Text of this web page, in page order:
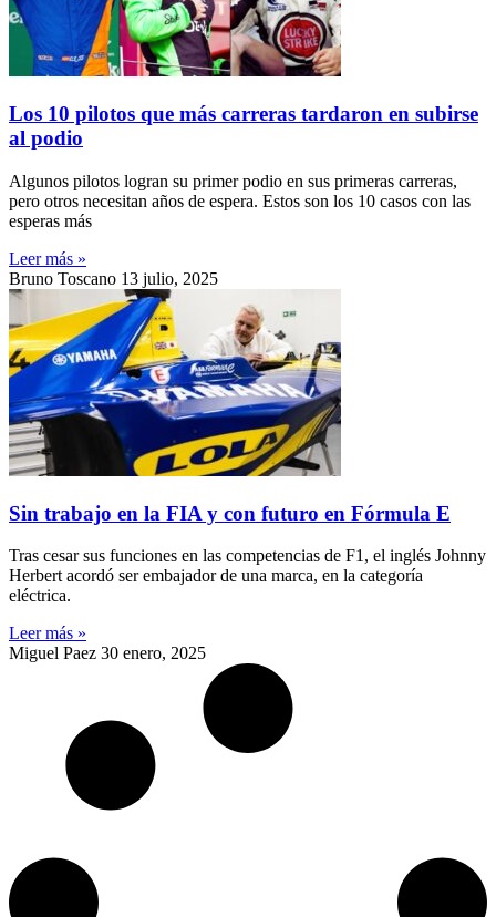
Los 10 pilotos que más carreras tardaron en subirse
al podio
Algunos pilotos logran su primer podio en sus primeras carreras,
pero otros necesitan años de espera. Estos son los 10 casos con las
esperas más
Leer más »
Bruno Toscano 13 julio, 2025
Sin trabajo en la FIA y con futuro en Fórmula E
Tras cesar sus funciones en las competencias de F1, el inglés Johnny
Herbert acordó ser embajador de una marca, en la categoría
eléctrica.
Leer más »
Miguel Paez 30 enero, 2025